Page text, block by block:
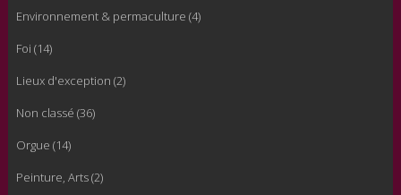
Environnement & permaculture (4)
Foi (14)
Lieux d'exception (2)
Non classé (36)
Orgue (14)
Peinture, Arts(2)